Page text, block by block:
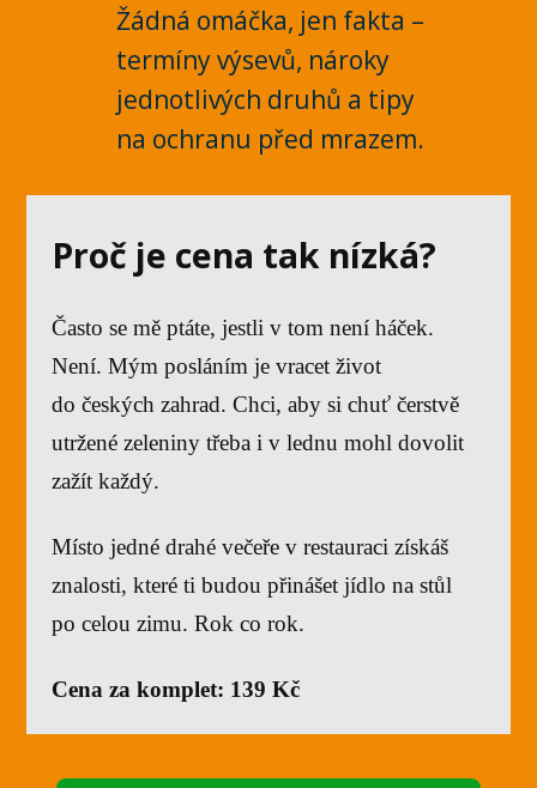
Žádná omáčka, jen fakta –
termíny výsevů, nároky
jednotlivých druhů a tipy
na ochranu před mrazem.
Proč je cena tak nízká?
Často se mě ptáte, jestli v tom není háček.
Není. Mým posláním je vracet život
do českých zahrad. Chci, aby si chuť čerstvě
utržené zeleniny třeba i v lednu mohl dovolit
zažít každý.
Místo jedné drahé večeře v restauraci získáš
znalosti, které ti budou přinášet jídlo na stůl
po celou zimu. Rok co rok.
Cena za komplet: 139 Kč